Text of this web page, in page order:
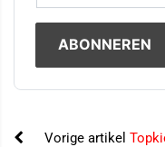
Vorige artikel